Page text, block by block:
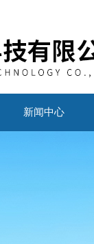
新闻中心